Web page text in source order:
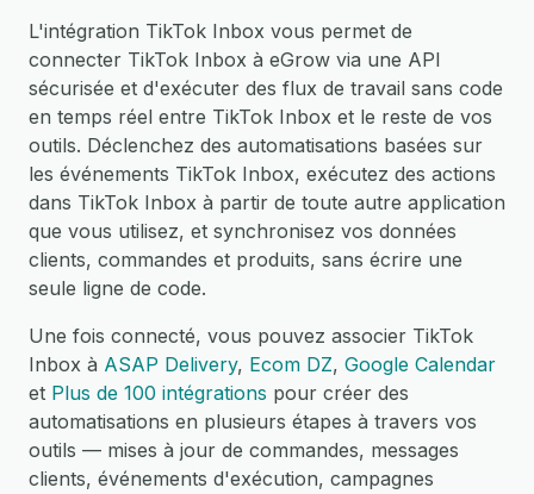
L'intégration TikTok Inbox vous permet de
connecter TikTok Inbox à eGrow via une API
sécurisée et d'exécuter des flux de travail sans code
en temps réel entre TikTok Inbox et le reste de vos
outils. Déclenchez des automatisations basées sur
les événements TikTok Inbox, exécutez des actions
dans TikTok Inbox à partir de toute autre application
que vous utilisez, et synchronisez vos données
clients, commandes et produits, sans écrire une
seule ligne de code.
Une fois connecté, vous pouvez associer TikTok
Inbox à ASAP Delivery, Ecom DZ, Google Calendar
et Plus de 100 intégrations pour créer des
automatisations en plusieurs étapes à travers vos
outils — mises à jour de commandes, messages
clients, événements d'exécution, campagnes